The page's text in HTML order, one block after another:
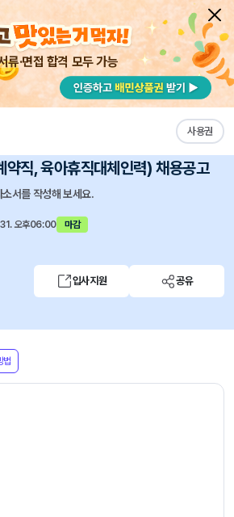
류·면접 합격 모두 가능
사용권
소서 내 작성목록
총무) 및 기간제근로자(사업전문직
약직, 육아휴직대체인력) 채용공고
서를 작성해 보세요.
오후06:00
마감
입사지원 공유
법